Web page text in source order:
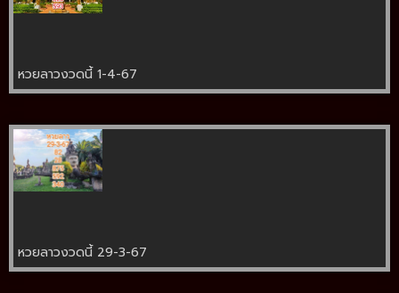
หวยลาวงวดนี้ 1-4-67
หวยลาวงวดนี้ 29-3-67